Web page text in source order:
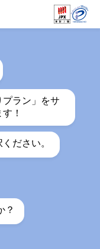
ラン」をサ
！
ださい。
？